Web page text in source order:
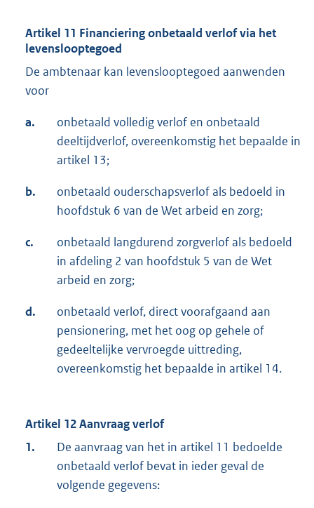
Artikel 11 Financiering onbetaald verlof via het
levenslooptegoed
De ambtenaar kan levenslooptegoed aanwenden
voor
a.
onbetaald volledig verlof en onbetaald
deeltijdverlof, overeenkomstig het bepaalde in
artikel 13;
b.
onbetaald ouderschapsverlof als bedoeld in
hoofdstuk 6 van de Wet arbeid en zorg;
c.
onbetaald langdurend zorgverlof als bedoeld
in afdeling 2 van hoofdstuk 5 van de Wet
arbeid en zorg;
d.
onbetaald verlof, direct voorafgaand aan
pensionering, met het oog op gehele of
gedeeltelijke vervroegde uittreding,
overeenkomstig het bepaalde in artikel 14.
Artikel 12 Aanvraag verlof
1.
De aanvraag van het in artikel 11 bedoelde
onbetaald verlof bevat in ieder geval de
volgende gegevens: